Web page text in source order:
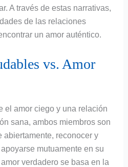
A través de estas narrativas,
de las relaciones
un amor auténtico.
vs. Amor
el amor ciego y una relación
sana, ambos miembros son
abiertamente, reconocer y
mutuamente en su
verdadero se basa en la